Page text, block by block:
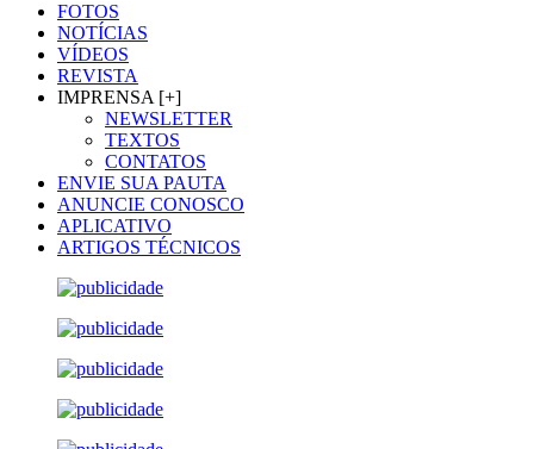
FOTOS
NOTÍCIAS
VÍDEOS
REVISTA
IMPRENSA [+]
NEWSLETTER
TEXTOS
CONTATOS
ENVIE SUA PAUTA
ANUNCIE CONOSCO
APLICATIVO
ARTIGOS TÉCNICOS